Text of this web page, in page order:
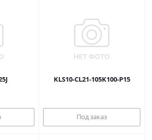
KLS10-CL21-105K100-P15
Под заказ